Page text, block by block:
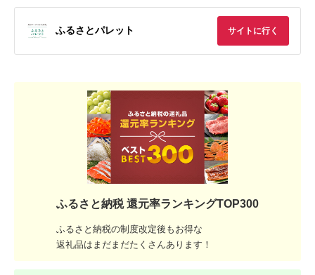
ふるさとパレット サイトに行く
ふるさと納税 還元率ランキングTOP300
ふるさと納税の制度改定後もお得な
返礼品はまだまだたくさんあります！